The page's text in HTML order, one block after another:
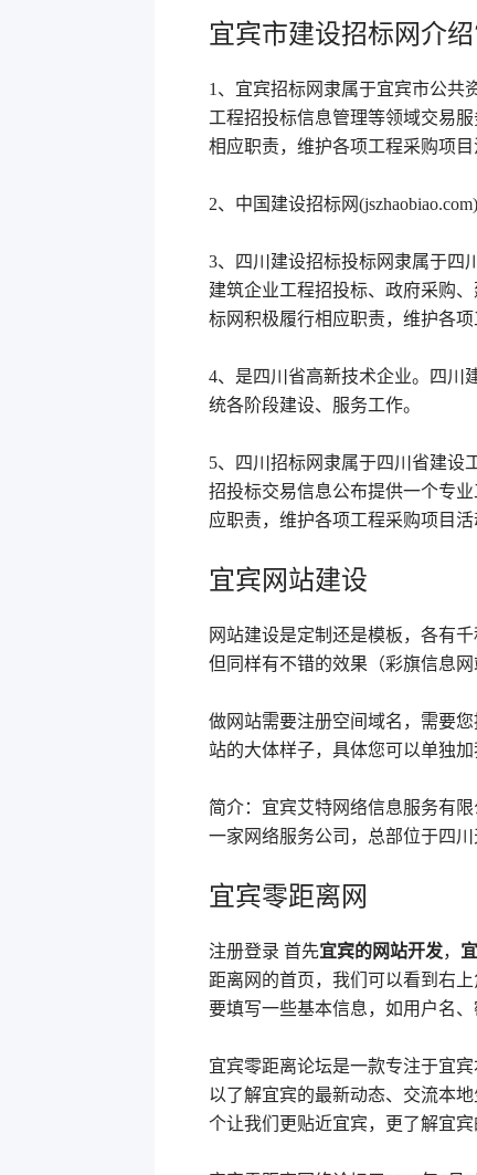
宜宾市建设招标网介
1、宜宾招标网隶属于宜宾市公共
工程招投标信息管理等领域交易
相应职责，维护各项工程采购项目
2、中国建设招标网
3、四川建设招标投标网隶属于四
建筑企业工程招投标、政府采购
标网积极履行相应职责，维护各项
4、是四川省高新技术企业。四川
统各阶段建设、服务工作。
5、四川招标网隶属于四川省建设
招投标交易信息公布提供一个专
应职责，维护各项工程采购项目活
宜宾网站建设
网站建设是定制还是模板，各有
但同样有不错的效果（彩旗信息网
做网站需要注册空间域名，需要
站的大体样子，具体您可以单独
简介：宜宾艾特网络信息服务有
一家网络服务公司，总部位于四
宜宾零距离网
注册登录 首先宜宾的网站开发，
距离网的首页，我们可以看到右
要填写一些基本信息，如用户名、
宜宾零距离论坛是一款专注于宜
以了解宜宾的最新动态、交流本
个让我们更贴近宜宾，更了解宜宾